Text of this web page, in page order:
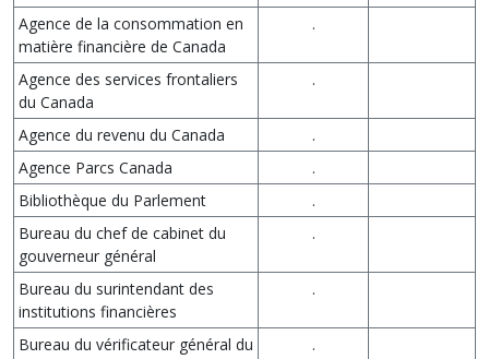
Agence de la consommation en
matière financière de Canada
.
Agence des services frontaliers
du Canada
.
Agence du revenu du Canada
.
Agence Parcs Canada
.
Bibliothèque du Parlement
.
Bureau du chef de cabinet du
gouverneur général
.
Bureau du surintendant des
institutions financières
.
Bureau du vérificateur général du
.